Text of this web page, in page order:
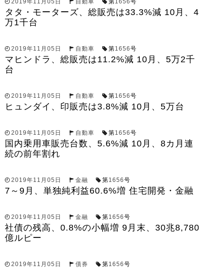
2019年11月05日 自動車 第1656号
タタ・モーターズ、総販売は33.3%減 10月、4
万1千台
2019年11月05日 自動車 第1656号
マヒンドラ、総販売は11.2%減 10月、5万2千
台
2019年11月05日 自動車 第1656号
ヒュンダイ、印販売は3.8%減 10月、5万台
2019年11月05日 自動車 第1656号
国内乗用車販売台数、5.6%減 10月、8カ月連
続の前年割れ
2019年11月05日 金融 第1656号
7～9月、単独純利益60.6%増 住宅開発・金融
2019年11月05日 金融 第1656号
社債の残高、0.8%の小幅増 9月末、30兆8,780
億ルピー
2019年11月05日 債券 第1656号